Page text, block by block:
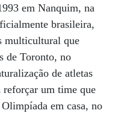
em Nanquim, na
brasileira,
multicultural que
de Toronto, no
de atletas
reforçar um time que
em casa, no